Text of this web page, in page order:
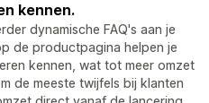
kennen.
dynamische FAQ's aan je
de productpagina helpen je
kennen, wat tot meer omzet
de meeste twijfels bij klanten